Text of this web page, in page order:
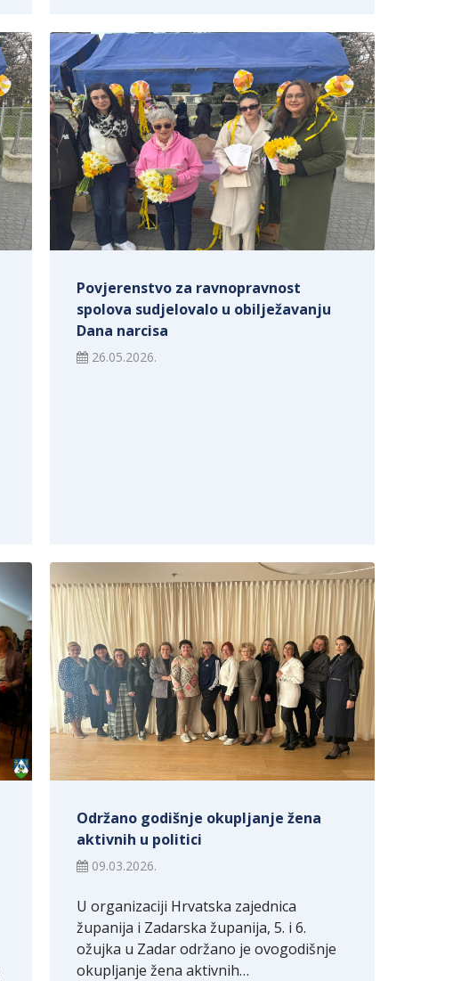
Povjerenstvo za ravnopravnost
spolova sudjelovalo u obilježavanju
Dana narcisa
26.05.2026.
Održano godišnje okupljanje žena
aktivnih u politici
09.03.2026.
U organizaciji Hrvatska zajednica
županija i Zadarska županija, 5. i 6.
ožujka u Zadar održano je ovogodišnje
okupljanje žena aktivnih…